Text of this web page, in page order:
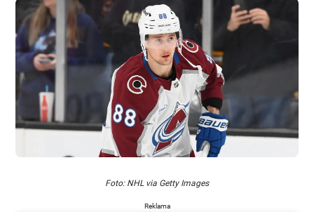
Foto: NHL via Getty Images
Reklama